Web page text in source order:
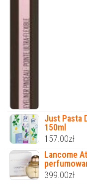
Just Pasta
150ml
157.00zł
Lancome
399.00zł